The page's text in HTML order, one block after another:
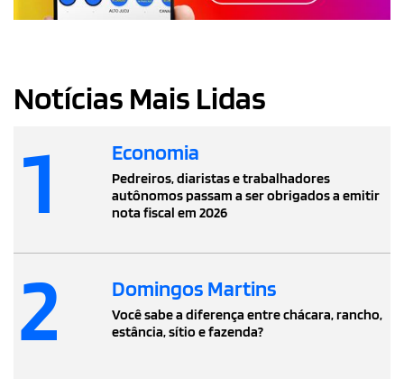
Notícias Mais Lidas
1 Economia
Pedreiros, diaristas e trabalhadores
autônomos passam a ser obrigados a emitir
nota fiscal em 2026
2 Domingos Martins
Você sabe a diferença entre chácara, rancho,
estância, sítio e fazenda?